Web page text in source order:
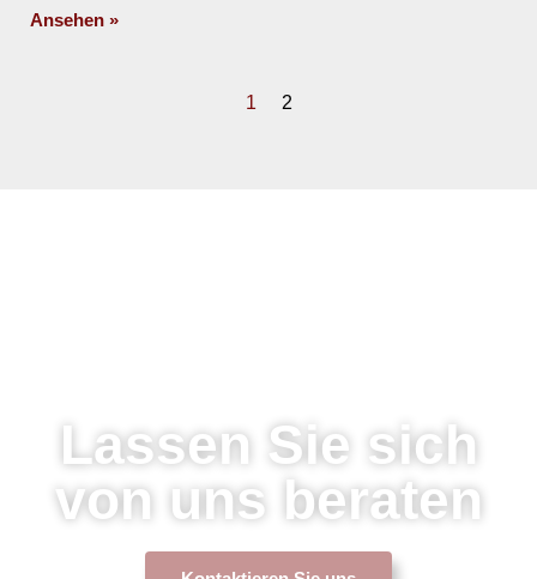
Ansehen »
1 2
Lassen Sie sich
von uns beraten